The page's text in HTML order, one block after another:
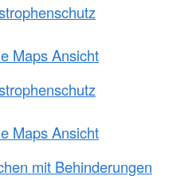
Maps Ansicht
Maps Ansicht
mit Behinderungen